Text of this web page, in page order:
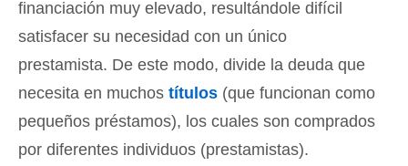
financiación muy elevado, resultándole difícil
satisfacer su necesidad con un único
prestamista. De este modo, divide la deuda que
necesita en muchos títulos (que funcionan como
pequeños préstamos), los cuales son comprados
por diferentes individuos (prestamistas).